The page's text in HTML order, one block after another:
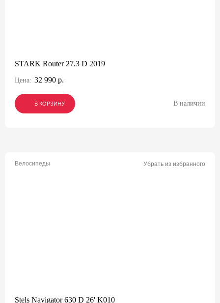
STARK Router 27.3 D 2019
Цена: 32 990 р.
В КОРЗИНУ
В КОРЗИНУ
В КОРЗИНУ В наличии
Велосипеды Убрать из избранного
Stels Navigator 630 D 26' K010